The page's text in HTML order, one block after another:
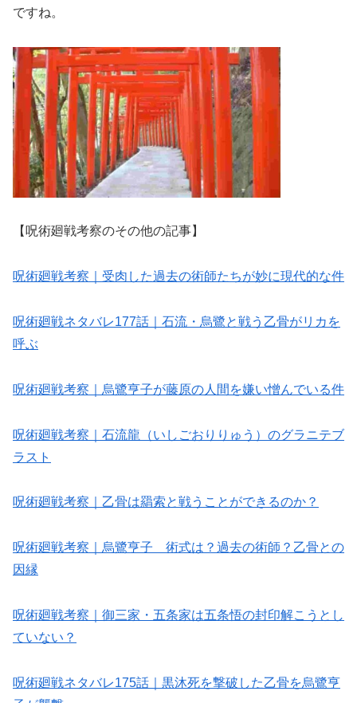
ですね。
【呪術廻戦考察のその他の記事】
呪術廻戦考察｜受肉した過去の術師たちが妙に現代的な件
呪術廻戦ネタバレ177話｜石流・烏鷺と戦う乙骨がリカを
呼ぶ
呪術廻戦考察｜烏鷺亨子が藤原の人間を嫌い憎んでいる件
呪術廻戦考察｜石流龍（いしごおりりゅう）のグラニテブ
ラスト
呪術廻戦考察｜乙骨は羂索と戦うことができるのか？
呪術廻戦考察｜烏鷺亨子 術式は？過去の術師？乙骨との
因縁
呪術廻戦考察｜御三家・五条家は五条悟の封印解こうとし
ていない？
呪術廻戦ネタバレ175話｜黒沐死を撃破した乙骨を烏鷺亨